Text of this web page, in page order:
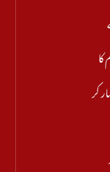
کر